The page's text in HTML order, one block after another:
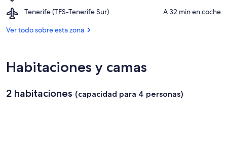
Señora
Candelaria
de
Candelaria
Tenerife (TFS-Tenerife Sur)
Airport,
(TFS-
‪A 32 min en coche‬
Ver todo sobre esta zona
Habitaciones y camas
2 habitaciones (capacidad para 4 personas)